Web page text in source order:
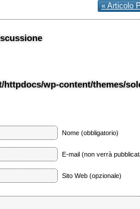
« Articolo
wp-content/themes/
Nome (obbligatorio)
E-mail (non verrà
Sito Web (opzionale)